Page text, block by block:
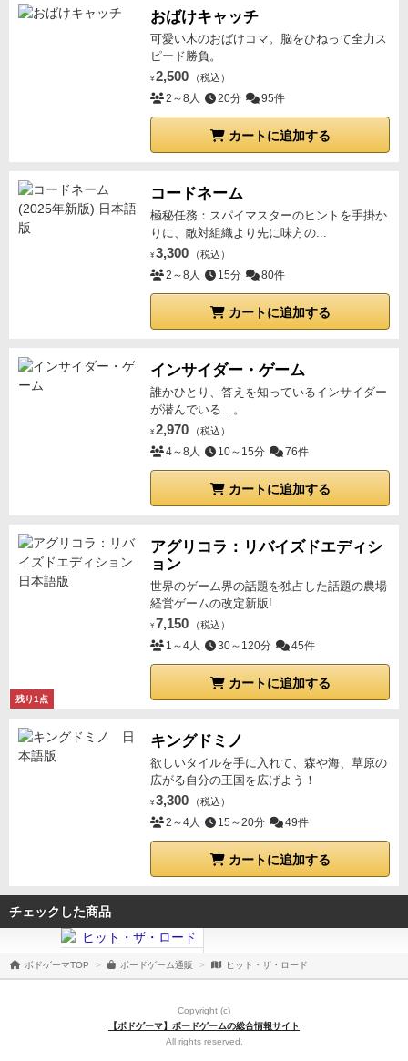
支払ってからカードを解決する
ヤーが同じように進路を選ぶ
ゲームの勝者
最後の遭遇
フェイズ終了時に生き残っているのが...
いない→勝者なし
ードの合計点+各エピローグカードのボーナス点を合
計して多かったプレイヤーの勝ち（同点の場合は生存
者駒の多いほうが勝ち、それも同じならどちらも勝
生存者が一番多い人がそれぞれ3点のボーナスで該当
レイヤーが複数いた場合は誰ももらえないトークンの
トークンを手に入れるカードの枚数はトークンの
数と同じ数しかない イグゼキュータートークン
後に出るイグゼキューターカードと組み合
わせると改造した特殊車両になる
以降イグゼキュータ
ーを持つプレイヤーは大群と戦う時も赤いダイスを振
手番中いつでもゾンビを殲滅できる通常の戦闘で勝利
したのと同じように処理する人物トークン （ティム）
ティムは役に立つ裏切りさえしなければ
（宝の地図）×2
冒険の途中で探したい
生物学的障害が発生後遺症出るかも
（仲間が負傷）仲間が噛まれた今は大丈夫そ
おばけキャッチ
可愛い木のおばけコマ。脳をひねって全力ス
ピード勝負。
¥ 2,500 （税込）
2～8人 20分 95件
カートに追加する
コードネーム
極秘任務：スパイマスターのヒントを手掛か
りに、敵対組織より先に味方の...
¥ 3,300 （税込）
2～8人 15分 80件
カートに追加する
インサイダー・ゲーム
誰かひとり、答えを知っているインサイダー
が潜んでいる…。
¥ 2,970 （税込）
4～8人 10～15分 76件
カートに追加する
残り1点
アグリコラ：リバイズドエディシ
ョン
世界のゲーム界の話題を独占した話題の農場
経営ゲームの改定新版!
¥ 7,150 （税込）
1～4人 30～120分 45件
カートに追加する
キングドミノ
欲しいタイルを手に入れて、森や海、草原の
広がる自分の王国を広げよう！
¥ 3,300 （税込）
2～4人 15～20分 49件
カートに追加する
チェックした商品
ボドゲーマTOP ボードゲーム通販 ヒット・ザ・ロード
Copyright (c)
【ボドゲーマ】ボードゲームの総合情報サイト
All rights reserved.